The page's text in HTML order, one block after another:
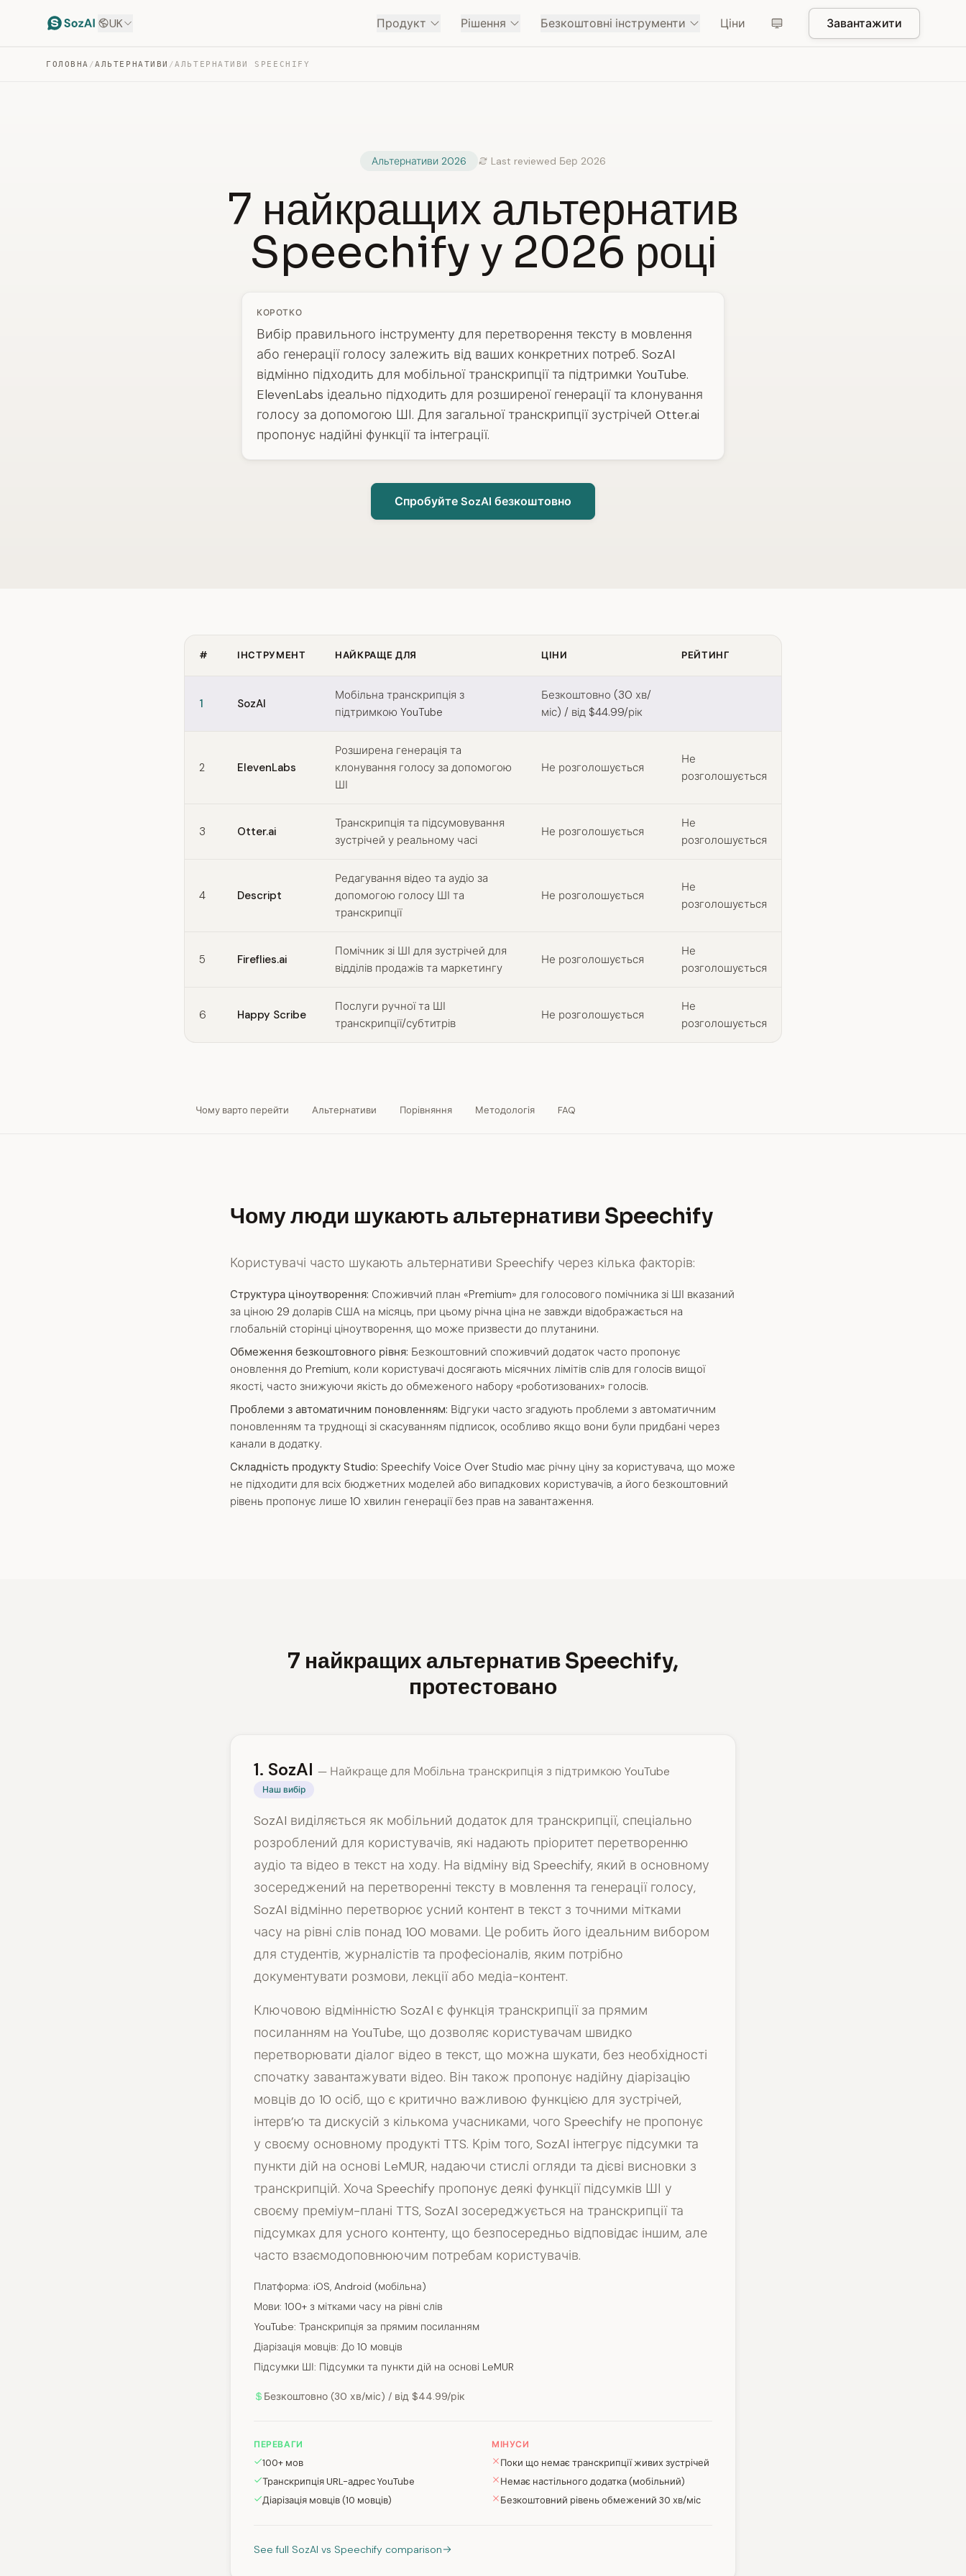
UK Продукт Рішення Безкоштовні інструменти Ціни Завантажити
ГОЛОВНА /АЛЬТЕРНАТИВИ /АЛЬТЕРНАТИВИ SPEECHIFY
Альтернативи 2026 Last reviewed Бер 2026
7 найкращих альтернатив
Speechify у 2026 році
КОРОТКО
Вибір правильного інструменту для перетворення тексту в мовлення
або генерації голосу залежить від ваших конкретних потреб. SozAI
відмінно підходить для мобільної транскрипції та підтримки YouTube.
ElevenLabs ідеально підходить для розширеної генерації та клонування
голосу за допомогою ШІ. Для загальної транскрипції зустрічей Otter.ai
пропонує надійні функції та інтеграції.
Спробуйте SozAI безкоштовно
# ІНСТРУМЕНТ НАЙКРАЩЕ ДЛЯ ЦІНИ РЕЙТИНГ
1 SozAI
Мобільна транскрипція з
підтримкою YouTube
Безкоштовно (30 хв/
міс) / від $44.99/рік
2 ElevenLabs
Розширена генерація та
клонування голосу за допомогою
ШІ
Не розголошується
Не
розголошується
3 Otter.ai
Транскрипція та підсумовування
зустрічей у реальному часі
Не розголошується
Не
розголошується
4 Descript
Редагування відео та аудіо за
допомогою голосу ШІ та
транскрипції
Не розголошується
Не
розголошується
5 Fireflies.ai
Помічник зі ШІ для зустрічей для
відділів продажів та маркетингу
Не розголошується
Не
розголошується
6 Happy Scribe
Послуги ручної та ШІ
транскрипції/субтитрів
Не розголошується
Не
розголошується
Чому варто перейти Альтернативи Порівняння Методологія FAQ
Чому люди шукають альтернативи Speechify
Користувачі часто шукають альтернативи Speechify через кілька факторів:
Структура ціноутворення: Споживчий план «Premium» для голосового помічника зі ШІ вказаний
за ціною 29 доларів США на місяць, при цьому річна ціна не завжди відображається на
глобальній сторінці ціноутворення, що може призвести до плутанини.
Обмеження безкоштовного рівня: Безкоштовний споживчий додаток часто пропонує
оновлення до Premium, коли користувачі досягають місячних лімітів слів для голосів вищої
якості, часто знижуючи якість до обмеженого набору «роботизованих» голосів.
Проблеми з автоматичним поновленням: Відгуки часто згадують проблеми з автоматичним
поновленням та труднощі зі скасуванням підписок, особливо якщо вони були придбані через
канали в додатку.
Складність продукту Studio: Speechify Voice Over Studio має річну ціну за користувача, що може
не підходити для всіх бюджетних моделей або випадкових користувачів, а його безкоштовний
рівень пропонує лише 10 хвилин генерації без прав на завантаження.
7 найкращих альтернатив Speechify,
протестовано
1. SozAI — Найкраще для Мобільна транскрипція з підтримкою YouTube
Наш вибір
SozAI виділяється як мобільний додаток для транскрипції, спеціально
розроблений для користувачів, які надають пріоритет перетворенню
аудіо та відео в текст на ходу. На відміну від Speechify, який в основному
зосереджений на перетворенні тексту в мовлення та генерації голосу,
SozAI відмінно перетворює усний контент в текст з точними мітками
часу на рівні слів понад 100 мовами. Це робить його ідеальним вибором
для студентів, журналістів та професіоналів, яким потрібно
документувати розмови, лекції або медіа-контент.
Ключовою відмінністю SozAI є функція транскрипції за прямим
посиланням на YouTube, що дозволяє користувачам швидко
перетворювати діалог відео в текст, що можна шукати, без необхідності
спочатку завантажувати відео. Він також пропонує надійну діарізацію
мовців до 10 осіб, що є критично важливою функцією для зустрічей,
інтерв’ю та дискусій з кількома учасниками, чого Speechify не пропонує
у своєму основному продукті TTS. Крім того, SozAI інтегрує підсумки та
пункти дій на основі LeMUR, надаючи стислі огляди та дієві висновки з
транскрипцій. Хоча Speechify пропонує деякі функції підсумків ШІ у
своєму преміум-плані TTS, SozAI зосереджується на транскрипції та
підсумках для усного контенту, що безпосередньо відповідає іншим, але
часто взаємодоповнюючим потребам користувачів.
Платформа: iOS, Android (мобільна)
Мови: 100+ з мітками часу на рівні слів
YouTube: Транскрипція за прямим посиланням
Діарізація мовців: До 10 мовців
Підсумки ШІ: Підсумки та пункти дій на основі LeMUR
Безкоштовно (30 хв/міс) / від $44.99/рік
ПЕРЕВАГИ
100+ мов
Транскрипція URL-адрес YouTube
Діарізація мовців (10 мовців)
МІНУСИ
Поки що немає транскрипції живих зустрічей
Немає настільного додатка (мобільний)
Безкоштовний рівень обмежений 30 хв/міс
See full SozAI vs Speechify comparison